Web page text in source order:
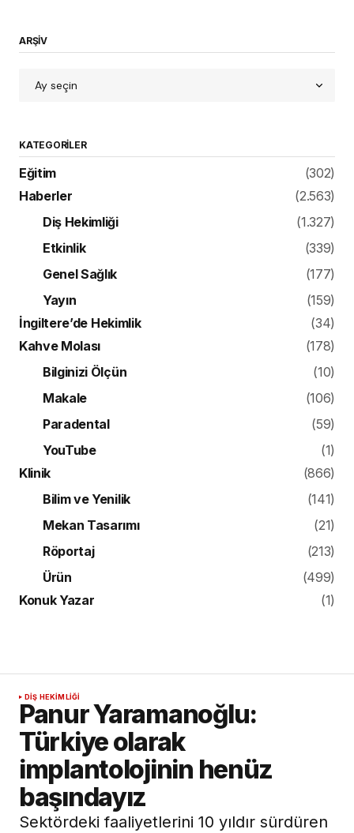
ARŞİV
KATEGORILER
Eğitim
(302)
Haberler
(2.563)
Diş Hekimliği
(1.327)
Etkinlik
(339)
Genel Sağlık
(177)
Yayın
(159)
İngiltere’de Hekimlik
(34)
Kahve Molası
(178)
Bilginizi Ölçün
(10)
Makale
(106)
Paradental
(59)
YouTube
(1)
Klinik
(866)
Bilim ve Yenilik
(141)
Mekan Tasarımı
(21)
Röportaj
(213)
Ürün
(499)
Konuk Yazar
(1)
DIŞ HEKIMLIĞI
Panur Yaramanoğlu:
Türkiye olarak
implantolojinin henüz
başındayız
Sektördeki faaliyetlerini 10 yıldır sürdüren